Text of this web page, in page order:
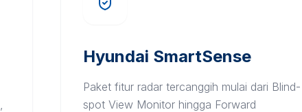
Hyundai SmartSense
Paket fitur radar tercanggih mulai dari Blind-
spot View Monitor hingga Forward